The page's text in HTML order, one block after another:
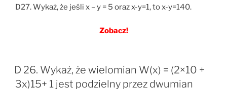
D27. Wykaż, że jeśli x – y = 5 oraz x-y=1, to x-y=140.
Zobacz!
D 26. Wykaż, że wielomian W(x) = (2×10 +
3x)15+ 1 jest podzielny przez dwumian